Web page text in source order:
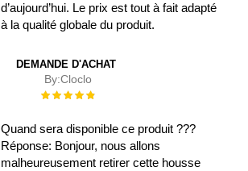
d’aujourd’hui. Le prix est tout à fait adapté
à la qualité globale du produit.
DEMANDE D'ACHAT
By:Cloclo
Évaluation :
Quand sera disponible ce produit ???
Réponse: Bonjour, nous allons
malheureusement retirer cette housse